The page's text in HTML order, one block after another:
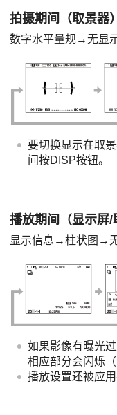
拍摄期间（取景器）
数字水平量规→无显
要切换显示在取
间按DISP按钮。
播放期间（显示屏/
显示信息→柱状图 →
如果影像有曝光
相应部分会闪烁
播放设置还被应